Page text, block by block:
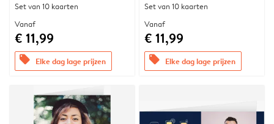
Set van 10 kaarten
Vanaf
€ 11,99
offers Elke dag lage prijzen
Set van 10 kaarten
Vanaf
€ 11,99
offers Elke dag lage prijzen